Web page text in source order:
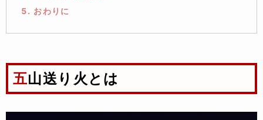
5. おわりに
五山送り火とは